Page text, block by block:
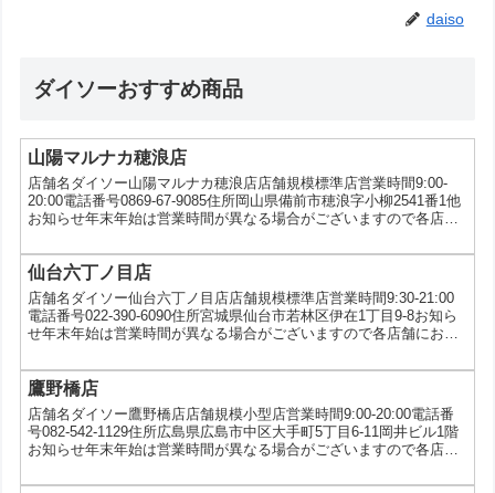
daiso
ダイソーおすすめ商品
山陽マルナカ穂浪店
店舗名ダイソー山陽マルナカ穂浪店店舗規模標準店営業時間9:00-
20:00電話番号0869-67-9085住所岡山県備前市穂浪字小柳2541番1他
お知らせ年末年始は営業時間が異なる場合がございますので各店舗
星タオルキャンペーン、au三太郎の日
仙台六丁ノ目店
店舗名ダイソー仙台六丁ノ目店店舗規模標準店営業時間9:30-21:00
電話番号022-390-6090住所宮城県仙台市若林区伊在1丁目9-8お知ら
せ年末年始は営業時間が異なる場合がございますので各店舗にお問
フキャンペーン、au三太郎の日
鷹野橋店
店舗名ダイソー鷹野橋店店舗規模小型店営業時間9:00-20:00電話番
号082-542-1129住所広島県広島市中区大手町5丁目6-11岡井ビル1階
お知らせ年末年始は営業時間が異なる場合がございますので各店舗